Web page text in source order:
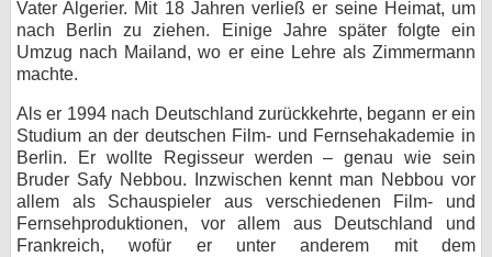
Vater Algerier. Mit 18 Jahren verließ er seine Heimat, um
nach Berlin zu ziehen. Einige Jahre später folgte ein
Umzug nach Mailand, wo er eine Lehre als Zimmermann
machte.
Als er 1994 nach Deutschland zurückkehrte, begann er ein
Studium an der deutschen Film- und Fernsehakademie in
Berlin. Er wollte Regisseur werden – genau wie sein
Bruder Safy Nebbou. Inzwischen kennt man Nebbou vor
allem als Schauspieler aus verschiedenen Film- und
Fernsehproduktionen, vor allem aus Deutschland und
Frankreich, wofür er unter anderem mit dem
SERVICE
Gewinnspiele
bei Facebook